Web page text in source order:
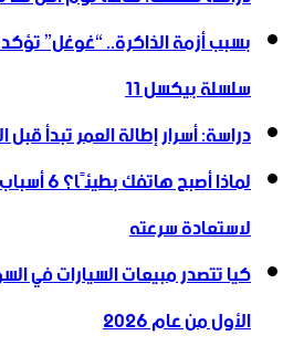
بسبب أزمة الذاكرة.. “غوغل”
سلسلة بيكسل 11
دراسة: أسرار إطالة العمر تبدأ قبل
لاستعادة سرعته
كيا تتصدر مبيعات السيارات في
الأول من عام 2026